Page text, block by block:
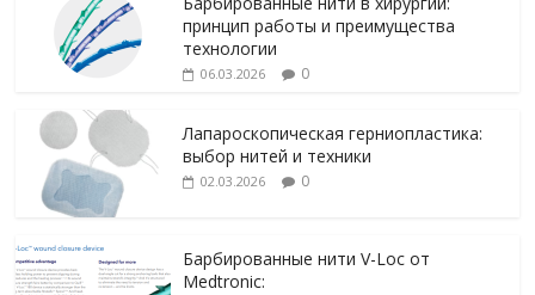
принцип работы и преимущества
технологии
06.03.2026 0
Лапароскопическая герниопластика:
выбор нитей и техники
02.03.2026 0
Барбированные нити V-Loc от
Medtronic: